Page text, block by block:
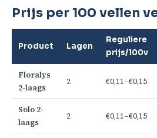
Prijs per 100 vellen
Product Lagen
Reguliere
prijs/100v
Floralys
2-laags
2 €0,11–€0,15
Solo 2-
laags
2 €0,11–€0,15